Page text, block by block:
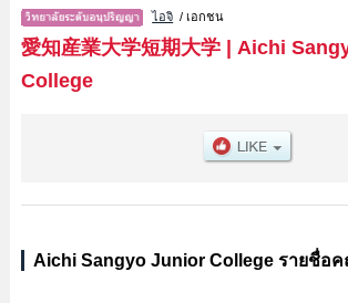
นักศึกษาต่างชาติเช่นข้อมูลของแต่ละคณะ,ข้อมูลการสอบคั
จำนวนคนที่รับสมัครหรือจำนวนคนที่ผ่านการสอบคัดเลือก
ที่,การเดินทางเป็นต้นไว้ด้วยดังนั้นขอเชิญใช้บริการค้นหา
ไอจิ / เอกชน
愛知産業大学短期大学| Aichi
College
Aichi Sangyo Junior College รายชื่อ